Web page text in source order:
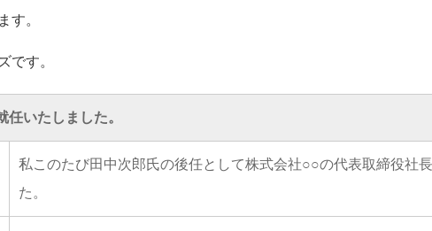
す。
です。
いたしました。
私このたび田中次郎氏の後任として株式会社○○の代表取締役社
た。